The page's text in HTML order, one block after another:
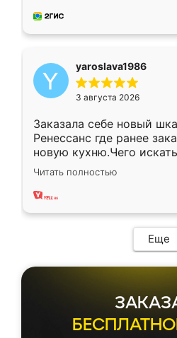
мебель за качественную
yaroslava1986
3 августа 2026
Заказала себе новый
Ренессанс где ранее
новую кухню.Чего
вполне довольна.
два года, нареканий нет.
Читать полностью
Еще